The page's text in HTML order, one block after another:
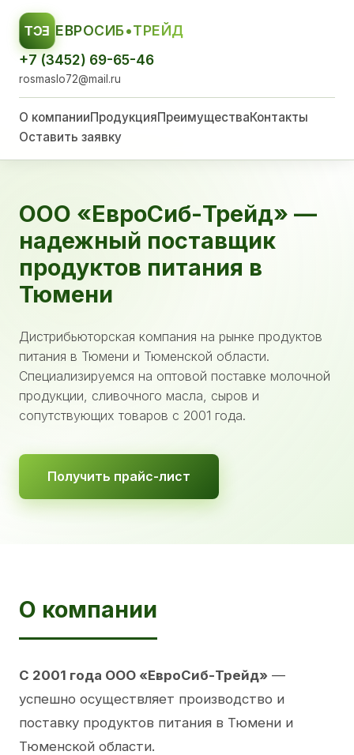
ЕСТ ЕВРОСИБ•ТРЕЙД
+7 (3452) 69-65-46
rosmaslo72@mail.ru
О компанииПродукцияПреимуществаКонтакты
Оставить заявку
ООО «ЕвроСиб-Трейд» —
надежный поставщик
продуктов питания в
Тюмени
Дистрибьюторская компания на рынке продуктов
питания в Тюмени и Тюменской области.
Специализируемся на оптовой поставке молочной
продукции, сливочного масла, сыров и
сопутствующих товаров с 2001 года.
Получить прайс-лист
О компании
С 2001 года ООО «ЕвроСиб-Трейд» —
успешно осуществляет производство и
поставку продуктов питания в Тюмени и
Тюменской области.